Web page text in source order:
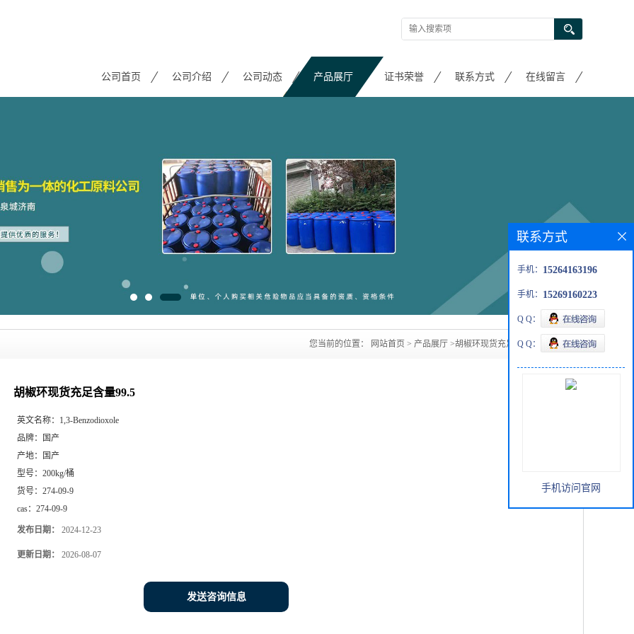
公司首页 公司介绍 公司动态 产品展厅 证书荣誉 联系方式 在线留言
您当前的位置： 网站首页 > 产品展厅 >胡椒环现货充足含量99.5
胡椒环现货充足含量99.5
英文名称： 1,3-Benzodioxole
品牌：
国产
产地：
国产
型号： 200kg/桶
货号： 274-09-9
cas： 274-09-9
发布日期： 2024-12-23
更新日期： 2026-08-07
发送咨询信息
联系方式
手机： 15264163196
手机： 15269160223
Q Q：
Q Q：
手机访问官网